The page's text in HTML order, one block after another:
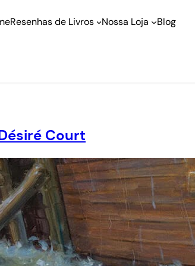
Resenhas de Livros Nossa Loja Blog
Court